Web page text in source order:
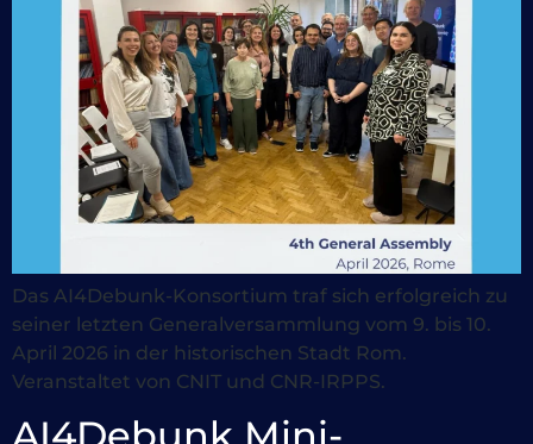
Das AI4Debunk-Konsortium traf sich erfolgreich zu
seiner letzten Generalversammlung vom 9. bis 10.
April 2026 in der historischen Stadt Rom.
Veranstaltet von CNIT und CNR-IRPPS.